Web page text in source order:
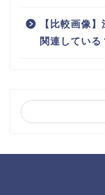
【比較画像
関連している